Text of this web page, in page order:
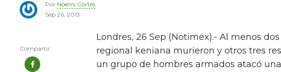
Por Noemi Cortés
Sep 26, 2013
Londres, 26 Sep (Notimex).- Al menos
regional keniana murieron y otros tres
un grupo de hombres armados atacó